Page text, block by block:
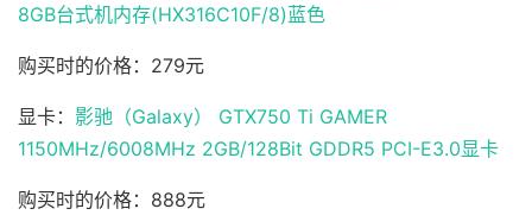
8GB台式机内存(HX316C10F/8)蓝色
购买时的价格：279元
显卡： 影驰（Galaxy） GTX750 Ti GAMER
1150MHz/6008MHz 2GB/128Bit GDDR5 PCI-E3.0显卡
购买时的价格：888元